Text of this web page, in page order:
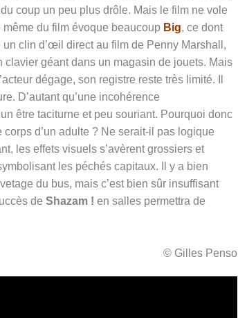
coup un peu plus drôle. Mais le film ne vole
du film évoque beaucoup Big, ce dont
clin d’œil direct au film de Penny Marshall,
clavier géant dans un magasin de jouets. Mais
dégage, son registre reste très limité. Il
D’autant qu’une incohérence
être taciturne et peu souriant. Pourquoi donc
d’un adulte ? Ne serait-il pas logique
les effets visuels s’avèrent grossiers et
les péchés capitaux. Il y a bien
du bus, mais c’est bien sûr insuffisant
de Shazam ! en salles permettra de
© Gilles Penso